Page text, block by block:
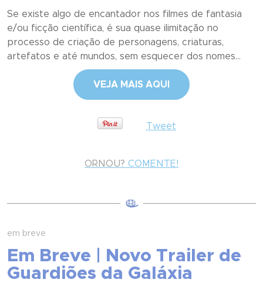
Se existe algo de encantador nos filmes de fantasia
e/ou ficção científica, é sua quase ilimitação no
processo de criação de personagens, criaturas,
artefatos e até mundos, sem esquecer dos nomes...
VEJA MAIS AQUI
Tweet
ORNOU? COMENTE!
em breve
Em Breve | Novo Trailer de
Guardiões da Galáxia